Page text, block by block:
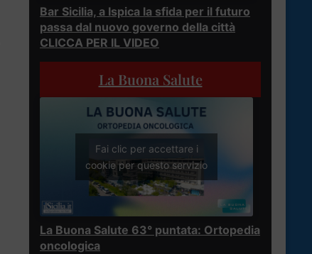
Bar Sicilia, a Ispica la sfida per il futuro
passa dal nuovo governo della città
CLICCA PER IL VIDEO
La Buona Salute
Fai clic per accettare i
cookie per questo servizio
La Buona Salute 63° puntata: Ortopedia
oncologica